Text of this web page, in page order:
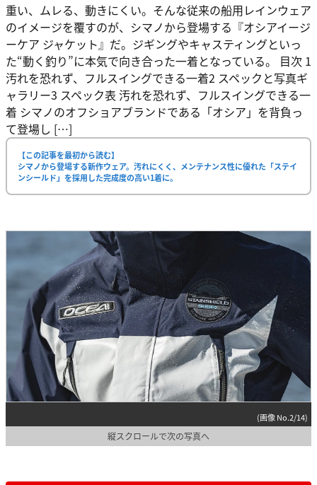
重い、ムレる、動きにくい。そんな従来の船用レインウェア
のイメージを覆すのが、シマノから登場する『オシアイージ
ーケア ジャケット』だ。ジギングやキャスティングといっ
た“動く釣り”に本気で向き合った一着となっている。 目次 1
汚れを恐れず、フルスイングできる一着2 スペックと写真ギ
ャラリー3 スペック表 汚れを恐れず、フルスイングできる一
着 シマノのオフショアブランドである「オシア」を背負っ
て登場し […]
【この記事を最初から読む】
シマノから登場する新作ウェア。汚れにくく、メンテナンス性に優れた「ステイ
ンシールド」を採用した完成度の高い1着に。
(画像 No.2/14)
縦スクロールで次の写真へ